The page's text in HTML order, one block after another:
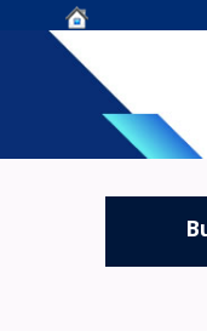
Centro de
OLADE -